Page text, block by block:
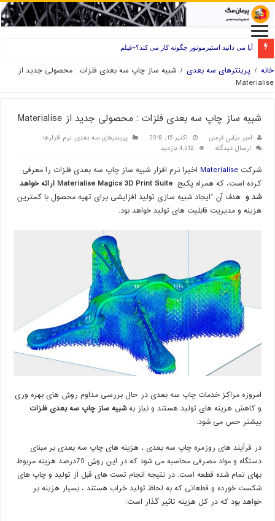
آیا می دانید استپرموتور چگونه کار می کند؟+فیلم
راه های انتخاب فیلامنت خوب برای پرینتر سه بعدی
خانه / پرینترهای سه بعدی / شبیه ساز چاپ سه بعدی فلزات : محصولی جدید از
Materialise
شبیه ساز چاپ سه بعدی فلزات : محصولی جدید از Materialise
امیر عباس فرمان اکتبر 15, 2018 پرینترهای سه بعدی,نرم افزارها
ارسال دیدگاه
4,512 بازدید
شرکتMaterialise اخیرا نرم افزار شبیه ساز چاپ سه بعدی فلزات را معرفی
کرده است، که همراه پکیج
Materialise Magics 3D Print Suite ارائه خواهد
شد و هدف آن “ایجاد شبیه سازی تولید افزایشی برای تهیه محصول با کمترین
هزینه و مدیریت قابلیت های تولید خواهد بود.
امروزه مراکز خدمات چاپ سه بعدی در حال بررسی مداوم روش های بهره وری
و کاهش هزینه های تولید هستند و نیاز بهشبیه ساز چاپ سه بعدی فلزات
بیشتر حس می شود.
در فرآیند های روزمره چاپ سه بعدی ، هزینه های چاپ سه بعدی بر مبنای
دستگاه و مواد مصرفی محاسبه می شود که در این روش 75درصد هزینه مربوط
بهای تمام شده قطعه است. در نتیجه انجام تست های قبل از تولید و چاپ های
شکست خورده و قطعاتی که به لحاظ تولید خراب هستند ، بسیار هزینه بر
خواهد بود که در کل هزینه تاثیر گذار است.